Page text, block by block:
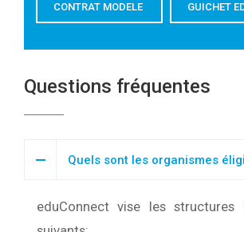
CONTRAT MODELE GUICHET
Questions fréquentes
Quels sont les organismes
eduConnect vise les structures